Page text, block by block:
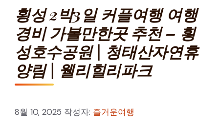
횡성 2박3일 커플여행 여행
경비 가볼만한곳 추천 – 횡
성호수공원 | 청태산자연휴
양림 | 웰리힐리파크
8월 10, 2025 작성자: 즐거운여행